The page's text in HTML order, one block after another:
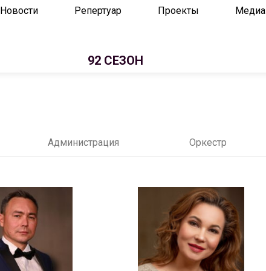
Новости Репертуар Проекты Медиа
92 СЕЗОН
Администрация Оркестр